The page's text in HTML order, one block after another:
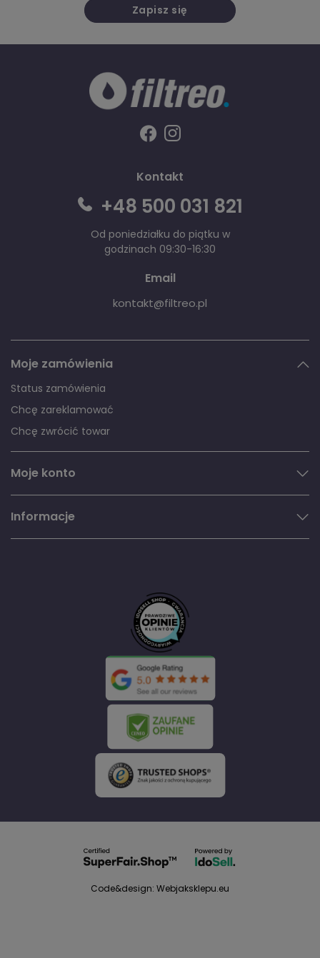
Zapisz się
Kontakt
+48 500 031 821
Od poniedziałku do piątku w
godzinach 09:30-16:30
Email
kontakt@filtreo.pl
Moje zamówienia
Status zamówienia
Chcę zareklamować
Chcę zwrócić towar
Moje konto
Informacje
Code&design: Webjaksklepu.eu